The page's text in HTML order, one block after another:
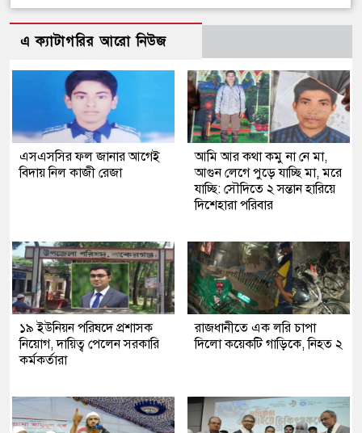
এ ক্যাটাগরির আরো নিউজ
এসএসসির ফল জানার আগেই
বিদায় নিল কাজী রেজা
আমি আর কথা কমু না নে মা,
আগুন লেগে পুড়ে যাচ্ছি মা, মরে
যাচ্ছি: সৌদিতে ২ সন্তান হারিয়ে
দিশেহারা পরিবার
১৯ ইউনিয়ন পরিষদে প্রশাসক
নিয়োগ, দায়িত্ব পেলেন সরকারি
কর্মকর্তারা
রাজধানীতে এক লরি চাপা
দিলো কয়েকটি গাড়িকে, নিহত ২